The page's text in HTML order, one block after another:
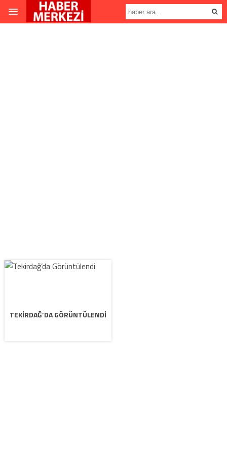
TEKIRDAĞ’DA GÖRÜNTÜLENDI